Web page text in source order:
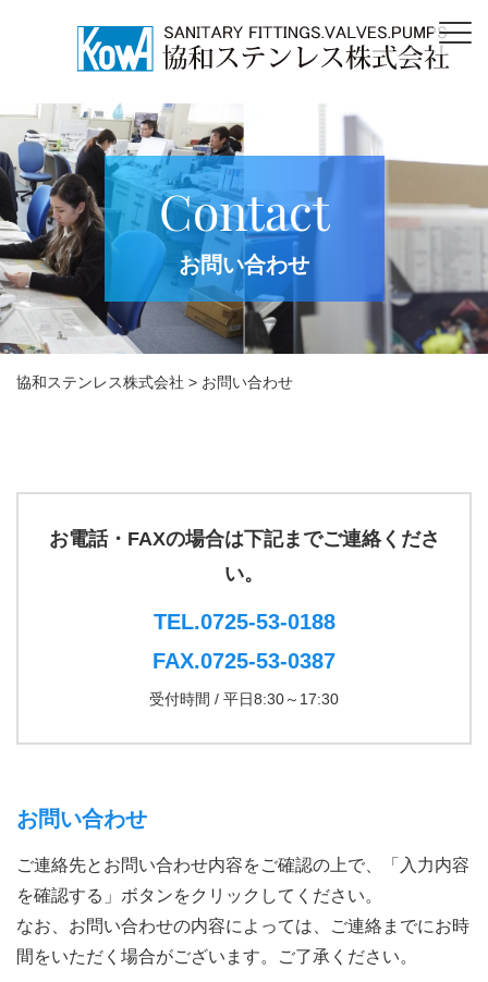
Contact
お問い合わせ
協和ステンレス株式会社 > お問い合わせ
お電話・FAXの場合は下記までご連絡くださ
い。
TEL.0725-53-0188
FAX.0725-53-0387
受付時間 / 平日8:30～17:30
お問い合わせ
ご連絡先とお問い合わせ内容をご確認の上で、「入力内容
を確認する」ボタンをクリックしてください。
なお、お問い合わせの内容によっては、ご連絡までにお時
間をいただく場合がございます。ご了承ください。